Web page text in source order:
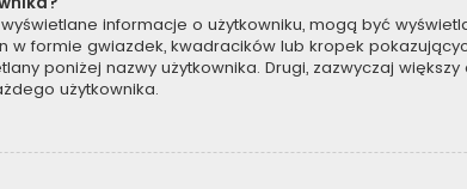
informacje o użytkowniku, mogą być
w formie gwiazdek, kwadracików lub kropek
poniżej nazwy użytkownika. Drugi, zazwyczaj
użytkownika.